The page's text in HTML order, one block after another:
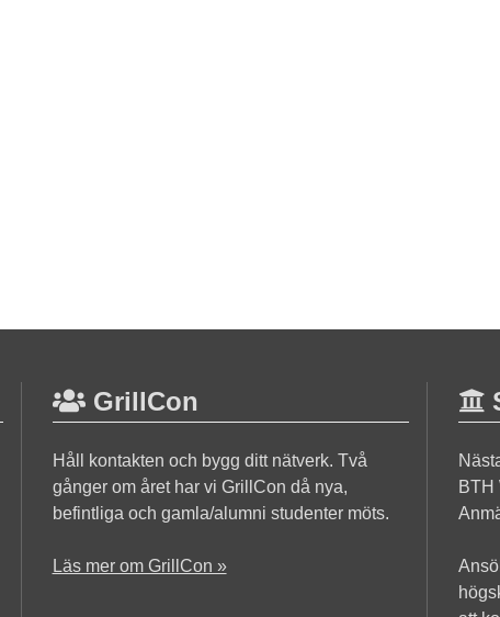
GrillCon
Håll kontakten och bygg ditt nätverk. Två
gånger om året har vi GrillCon då nya,
befintliga och gamla/alumni studenter möts.
Läs mer om GrillCon »
BTH